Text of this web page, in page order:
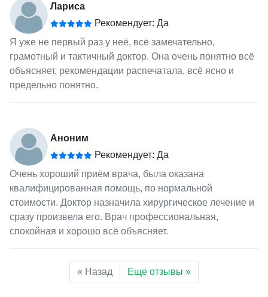
Лариса
Рекомендует: Да
Я уже не первый раз у неё, всё замечательно,
грамотный и тактичный доктор. Она очень понятно всё
объясняет, рекомендации распечатала, всё ясно и
предельно понятно.
Аноним
Рекомендует: Да
Очень хороший приём врача, была оказана
квалифицированная помощь, по нормальной
стоимости. Доктор назначила хирургическое лечение и
сразу произвела его. Врач профессиональная,
спокойная и хорошо всё объясняет.
« Назад Еще отзывы »